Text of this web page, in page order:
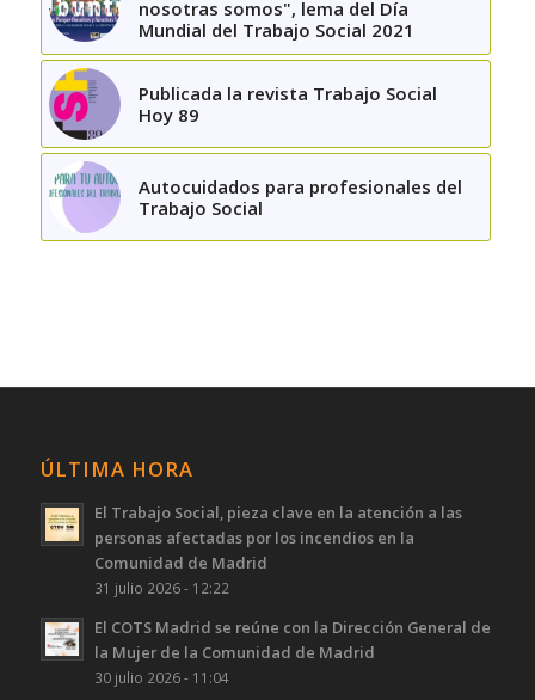
nosotras somos", lema del Día
Mundial del Trabajo Social 2021
Publicada la revista Trabajo Social
Hoy 89
Autocuidados para profesionales del
Trabajo Social
ÚLTIMA HORA
El Trabajo Social, pieza clave en la atención a las
personas afectadas por los incendios en la
Comunidad de Madrid
31 julio 2026 - 12:22
El COTS Madrid se reúne con la Dirección General de
la Mujer de la Comunidad de Madrid
30 julio 2026 - 11:04